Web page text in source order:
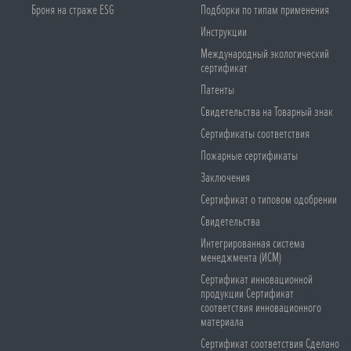
Броня на страже ESG
Подборки по типам применения
Инструкции
Международный экологический
сертификат
Патенты
Свидетельства на Товарный знак
Сертификаты соответствия
Пожарные сертификаты
Заключения
Сертификат о типовом одобрении
Свидетельства
Интегрированная система
менеджмента (ИСМ)
Сертификат инновационной
продукции Сертификат
соответствия инновационного
материала
Сертификат соответствия Сделано